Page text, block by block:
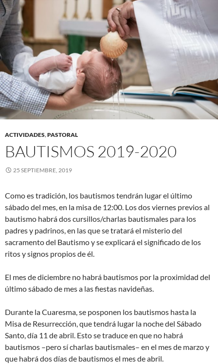
ACTIVIDADES,PASTORAL
BAUTISMOS 2019-2020
25 SEPTIEMBRE, 2019
Como es tradición, los bautismos tendrán lugar el último
sábado del mes, en la misa de 12:00. Los dos viernes previos al
bautismo habrá dos cursillos/charlas bautismales para los
padres y padrinos, en las que se tratará el misterio del
sacramento del Bautismo y se explicará el significado de los
ritos y signos propios de él.
El mes de diciembre no habrá bautismos por la proximidad del
último sábado de mes a las fiestas navideñas.
Durante la Cuaresma, se posponen los bautismos hasta la
Misa de Resurrección, que tendrá lugar la noche del Sábado
Santo, día 11 de abril. Esto se traduce en que no habrá
bautismos –pero sí charlas bautismales– en el mes de marzo y
que habrá dos días de bautismos el mes de abril.